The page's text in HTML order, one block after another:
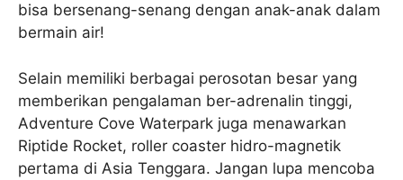
bisa bersenang-senang dengan anak-anak dalam
bermain air!
Selain memiliki berbagai perosotan besar yang
memberikan pengalaman ber-adrenalin tinggi,
Adventure Cove Waterpark juga menawarkan
Riptide Rocket, roller coaster hidro-magnetik
pertama di Asia Tenggara. Jangan lupa mencoba